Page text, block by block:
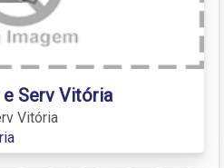
Serv Vitória
Vitória